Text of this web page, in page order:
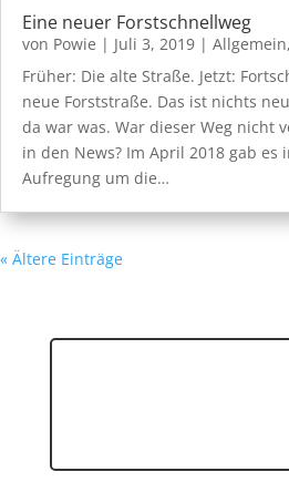
Eine neuer Forstschnellweg
von Powie | Juli 3, 2019 | Allgemein,
Früher: Die alte Straße. Jetzt:
neue Forststraße. Das ist nichts
da war was. War dieser Weg nicht
in den News? Im April 2018 gab
Aufregung um die…
« Ältere Einträge